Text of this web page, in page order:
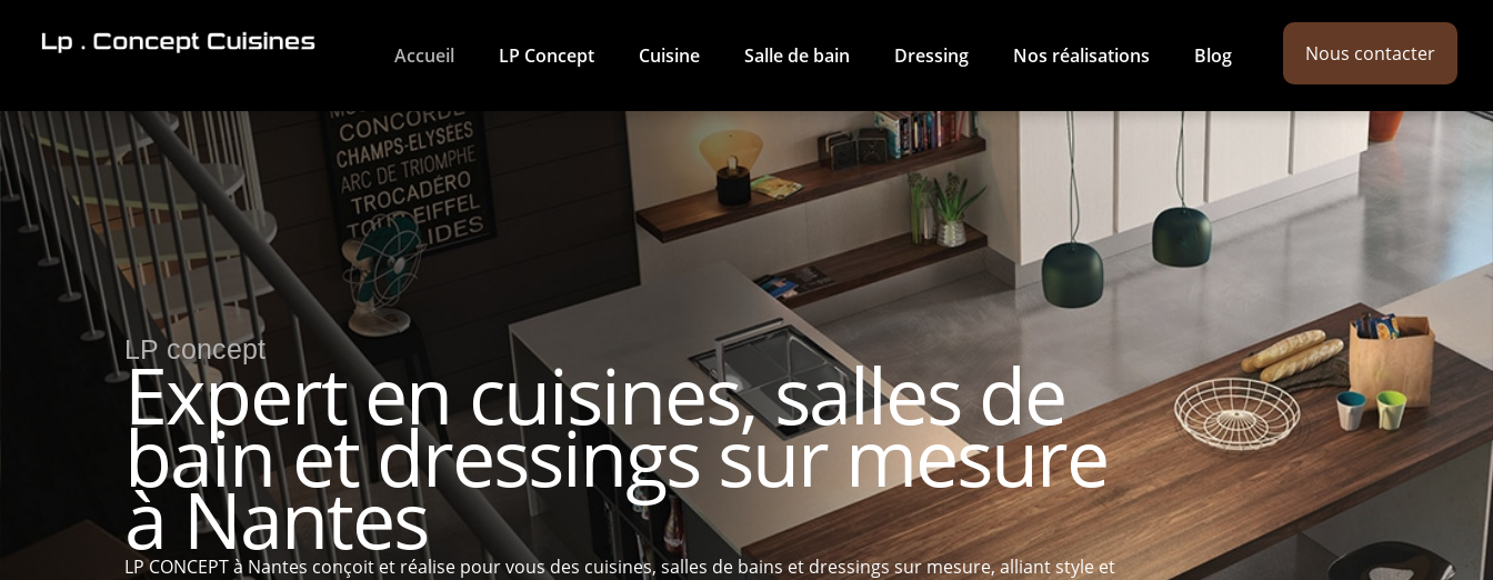
Accueil LP Concept Cuisine Salle de bain Dressing Nos réalisations Blog Nous contacter
LP concept
Expert en cuisines, salles de
bain et dressings sur mesure
à Nantes
LP CONCEPT à Nantes conçoit et réalise pour vous des cuisines, salles de bains et dressings sur mesure, alliant style et